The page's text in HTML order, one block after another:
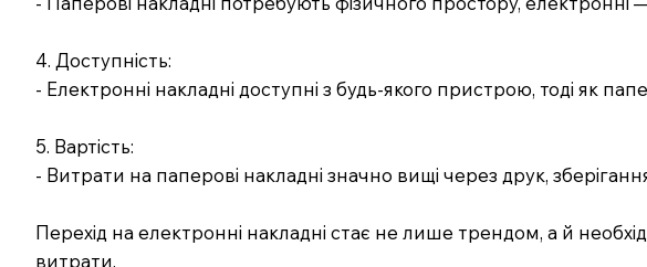
4. Доступність:
- Електронні накладні доступні з будь-якого пристрою, тоді як
5. Вартість:
- Витрати на паперові накладні значно вищі через друк,
Перехід на електронні накладні стає не лише трендом, а й
витрати.